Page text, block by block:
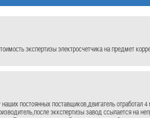
экспертизы электросчетчика на предмет
постоянных поставщиков,двигатель отработал 4
эккспертизы завод ссылается на